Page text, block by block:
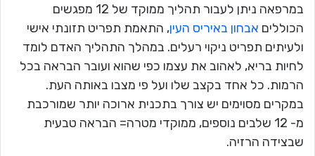
במרפאה ניתן לעבור תהליך ממוקד של 12 מפגשים
הכוללים אבחון באיריס העין, התאמת תפריט תזונתי אישי
ולעיתים תפריט ניקוי רעלים. במהלך התהליך האדם לומד
לחיות בריא, לאהוב את עצמו כפי שהוא ועובר הבראה בכל
הרמות. כל אחד בקצב שלו ועל פי מצבו באותה העת.
במקרים מסוימים יש צורך בתכנית ארוכה יותר שמורכבת
מ- 12 שלבים נוספים, ממוקדי מטרה= הבראה טבעית
שבצידה הרזיה.